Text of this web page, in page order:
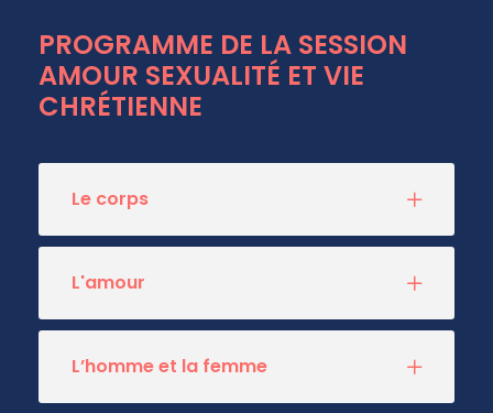
PROGRAMME DE LA SESSION
AMOUR SEXUALITÉ ET VIE
CHRÉTIENNE
Le corps
L'amour
L’homme et la femme